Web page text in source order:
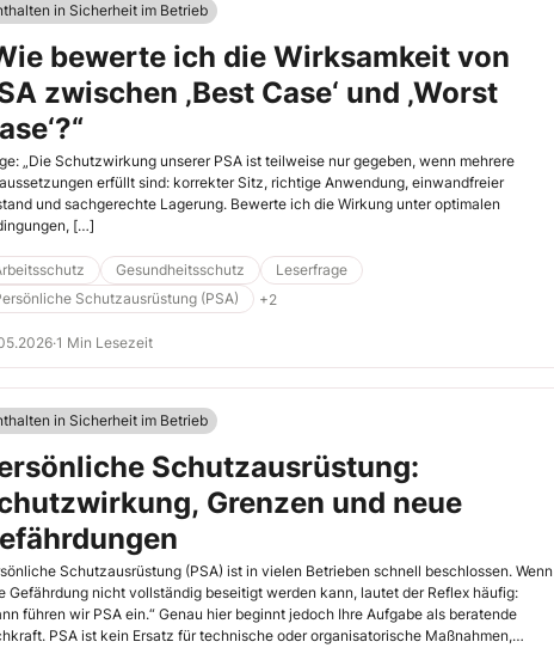
in Sicherheit im Betrieb
bewerte ich die Wirksamkeit von
zwischen ‚Best Case‘ und ‚Worst
„Die Schutzwirkung unserer PSA ist teilweise nur gegeben, wenn mehrere
erfüllt sind: korrekter Sitz, richtige Anwendung, einwandfreier
und sachgerechte Lagerung. Bewerte ich die Wirkung unter optimalen
[…]
Gesundheitsschutz
Leserfrage
Schutzausrüstung (PSA)
+2
·1 Min Lesezeit
in Sicherheit im Betrieb
Schutzausrüstung:
Grenzen und neue
Schutzausrüstung (PSA) ist in vielen Betrieben schnell beschlossen. Wenn
Gefährdung nicht vollständig beseitigt werden kann, lautet der Reflex häufig:
führen wir PSA ein.“ Genau hier beginnt jedoch Ihre Aufgabe als beratende
PSA ist kein Ersatz für technische oder organisatorische Maßnahmen,